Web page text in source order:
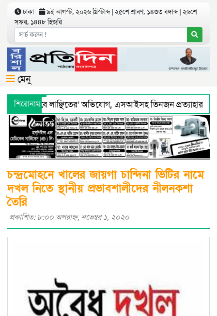
ঢাকা
৯ই আগস্ট, ২০২৬ খ্রিস্টাব্দ | ২৫শে শ্রাবণ, ১৪৩৩ বঙ্গাব্দ | ২৬শে
সফর, ১৪৪৮ হিজরি
মেনু
শিরোনাম লাঞ্ছিতের’ অভিযোগ, এসআইসহ তিনজন প্রত্যাহার
মহাপরিচালকের হুশিয়ারী
বরিশালে শ্রমিকদের সঙ্গে
চন্দ্রমোহনে খালের জায়গা চান্দিনা ভিটির নামে
দখল নিতে স্থানীয় প্রভাবশালীদের নীলনকশা
তৈরি
প্রকাশিত: ৮:০০ অপরাহ্ণ, নভেম্বর ১, ২০২০